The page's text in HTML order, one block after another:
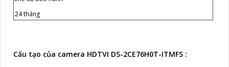
24 tháng
Cấu tạo của camera HDTVI DS-2CE76H0T-ITMFS :